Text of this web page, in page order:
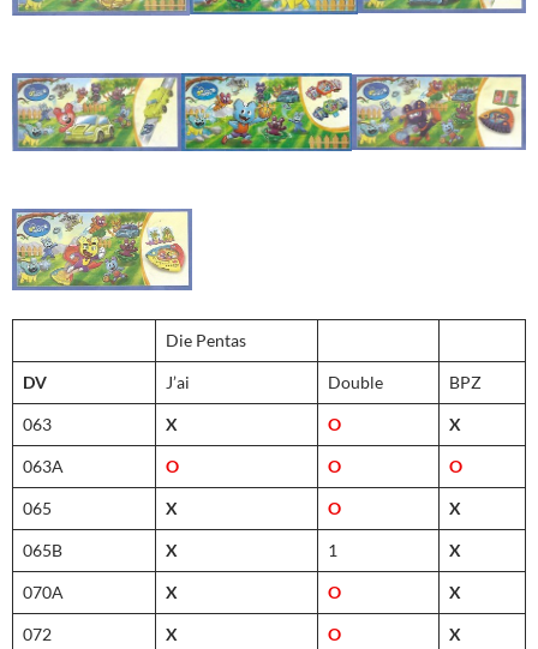
Die Pentas
DV J’ai Double BPZ
063 X O X
063A O O O
065 X O X
065B X 1 X
070A X O X
072 X O X